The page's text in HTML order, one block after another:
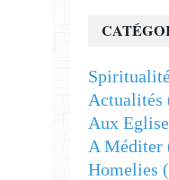
Actualités
Aux
A Méditer
Homelies